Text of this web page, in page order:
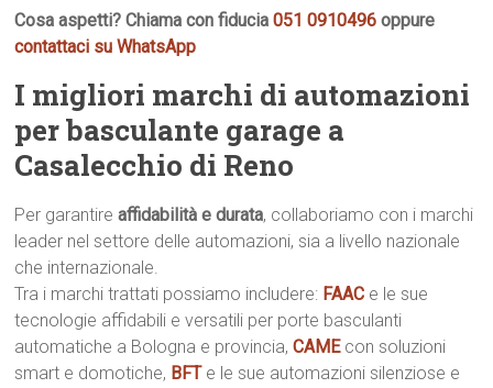
Cosa aspetti? Chiama con fiducia051 0910496 oppure
contattaci su WhatsApp
I migliori marchi di automazioni
per basculante garage a
Casalecchio di Reno
Per garantireaffidabilità e durata, collaboriamo con i marchi
leader nel settore delle automazioni, sia a livello nazionale
che internazionale.
Tra i marchi trattati possiamo includere: FAAC e le sue
tecnologie affidabili e versatili per porte basculanti
automatiche a Bologna e provincia,CAME con soluzioni
smart e domotiche, BFT e le sue automazioni silenziose e